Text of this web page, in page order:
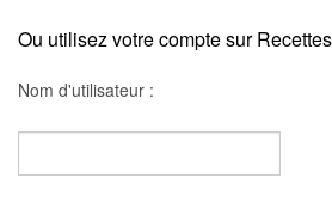
Ou utilisez votre compte sur
Nom d'utilisateur :